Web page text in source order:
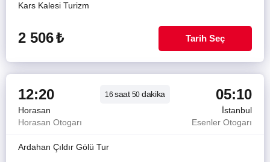
Kars Kalesi Turizm
2 506₺ Tarih Seç
12:20 16saat50 dakika 05:10
Horasan
İstanbul
Horasan Otogarı
Esenler Otogarı
Ardahan Çıldır Gölü Tur